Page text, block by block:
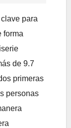
para
forma
de 9.7
primeras
personas